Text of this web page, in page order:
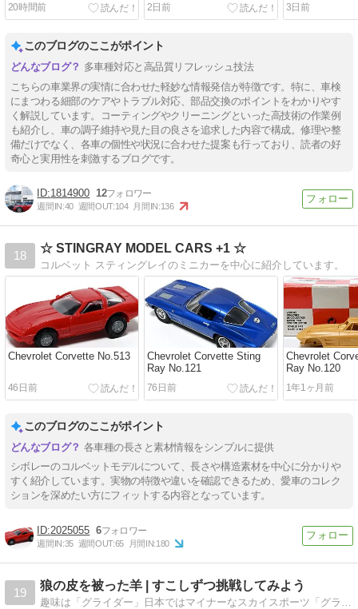
20時間前 2日前
3日前
このブログのここがポイント
多車種対応と高品質リフレッシュ技法
こちらの車業界の実情に合わせた軽妙な情報発信が特徴です。特に、車検
にまつわる細部のケアやトラブル対応、部品交換のポイントをわかりやす
く解説しています。コーティングやクリーニングといった高技術の作業例
も紹介し、車の調子維持や見た目の良さを追求した内容で構成。修理や整
備だけでなく、各車の個性や状況に合わせた提案も行っており、読者の好
奇心と実用性を刺激するブログです。
1814900 12
週間IN:40 週間OUT:104 月間IN:136
18
☆ STINGRAY MODEL CARS +1 ☆
コルベット スティングレイのミニカーを中心に紹介しています。
Chevrolet Corvette No.513
46日前
Chevrolet Corvette Sting
Ray No.121
76日前
Chevrolet
Ray No.120
1年1ヶ月前
このブログのここがポイント
各車種の長さと素材情報をシンプルに提供
シボレーのコルベットモデルについて、長さや構造素材を中心に分かりや
すく紹介しています。実物の特徴や違いを確認できるため、愛車のコレク
ションを深めたい方にフィットする内容となっています。
2025055 6
週間IN:35 週間OUT:65 月間IN:180
19
狼の皮を被った羊 | すこしずつ挑戦してみよう
趣味は「グライダー」日本ではマイナーなスカイスポーツ「グライダー曲技飛行」の競技者です。車は90年代のBMW3シリーズ E36を楽しんでいます！